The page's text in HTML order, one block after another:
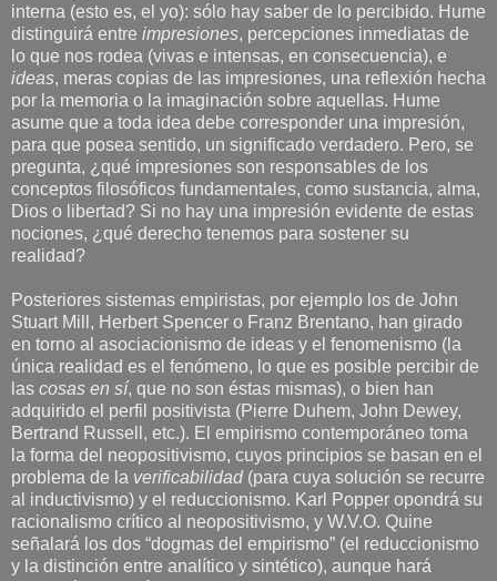
interna (esto es, el yo): sólo hay saber de lo percibido. Hume
distinguirá entre impresiones, percepciones inmediatas de
lo que nos rodea (vivas e intensas, en consecuencia), e
ideas, meras copias de las impresiones, una reflexión hecha
por la memoria o la imaginación sobre aquellas. Hume
asume que a toda idea debe corresponder una impresión,
para que posea sentido, un significado verdadero. Pero, se
pregunta, ¿qué impresiones son responsables de los
conceptos filosóficos fundamentales, como sustancia, alma,
Dios o libertad? Si no hay una impresión evidente de estas
nociones, ¿qué derecho tenemos para sostener su
realidad?
Posteriores sistemas empiristas, por ejemplo los de John
Stuart Mill, Herbert Spencer o Franz Brentano, han girado
en torno al asociacionismo de ideas y el fenomenismo (la
única realidad es el fenómeno, lo que es posible percibir de
las cosas en sí, que no son éstas mismas), o bien han
adquirido el perfil positivista (Pierre Duhem, John Dewey,
Bertrand Russell, etc.). El empirismo contemporáneo toma
la forma del neopositivismo, cuyos principios se basan en el
problema de la verificabilidad(para cuya solución se recurre
al inductivismo) y el reduccionismo. Karl Popper opondrá su
racionalismo crítico al neopositivismo, y W.V.O. Quine
señalará los dos “dogmas del empirismo” (el reduccionismo
y la distinción entre analítico y sintético), aunque hará